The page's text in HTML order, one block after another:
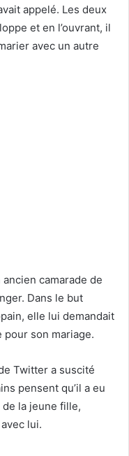
appelé. Les deux
et en l’ouvrant, il
avec un autre
camarade de
Dans le but
elle lui demandait
pour son mariage.
Twitter a suscité
pensent qu’il a eu
la jeune fille,
lui.